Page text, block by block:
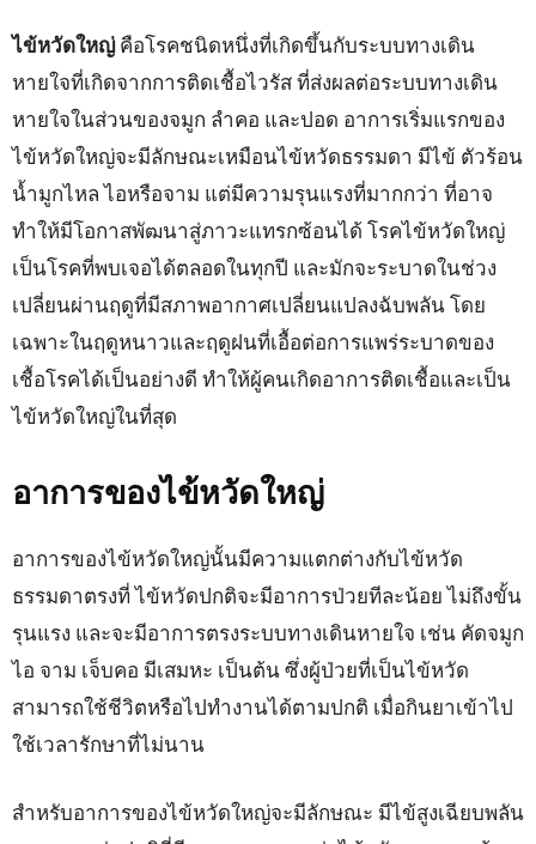
ไข้หวัดใหญ่คือโรคชนิดหนึ่งที่เกิดขึ้นกับระบบทางเดิน
หายใจที่เกิดจากการติดเชื้อไวรัส ที่ส่งผลต่อระบบทางเดิน
หายใจในส่วนของจมูก ลำคอ และปอด อาการเริ่มแรกของ
ไข้หวัดใหญ่จะมีลักษณะเหมือนไข้หวัดธรรมดา มีไข้ ตัวร้อน
น้ำมูกไหล ไอหรือจาม แต่มีความรุนแรงที่มากกว่า ที่อาจ
ทำให้มีโอกาสพัฒนาสู่ภาวะแทรกซ้อนได้ โรคไข้หวัดใหญ่
เป็นโรคที่พบเจอได้ตลอดในทุกปี และมักจะระบาดในช่วง
เปลี่ยนผ่านฤดูที่มีสภาพอากาศเปลี่ยนแปลงฉับพลัน โดย
เฉพาะในฤดูหนาวและฤดูฝนที่เอื้อต่อการแพร่ระบาดของ
เชื้อโรคได้เป็นอย่างดี ทำให้ผู้คนเกิดอาการติดเชื้อและเป็น
ไข้หวัดใหญ่ในที่สุด
อาการของไข้หวัดใหญ่
อาการของไข้หวัดใหญ่นั้นมีความแตกต่างกับไข้หวัด
ธรรมดาตรงที่ ไข้หวัดปกติจะมีอาการป่วยทีละน้อย ไม่ถึงขั้น
รุนแรง และจะมีอาการตรงระบบทางเดินหายใจ เช่น คัดจมูก
ไอ จาม เจ็บคอ มีเสมหะ เป็นต้น ซึ่งผู้ป่วยที่เป็นไข้หวัด
สามารถใช้ชีวิตหรือไปทำงานได้ตามปกติ เมื่อกินยาเข้าไป
ใช้เวลารักษาที่ไม่นาน
สำหรับอาการของไข้หวัดใหญ่จะมีลักษณะ มีไข้สูงเฉียบพลัน